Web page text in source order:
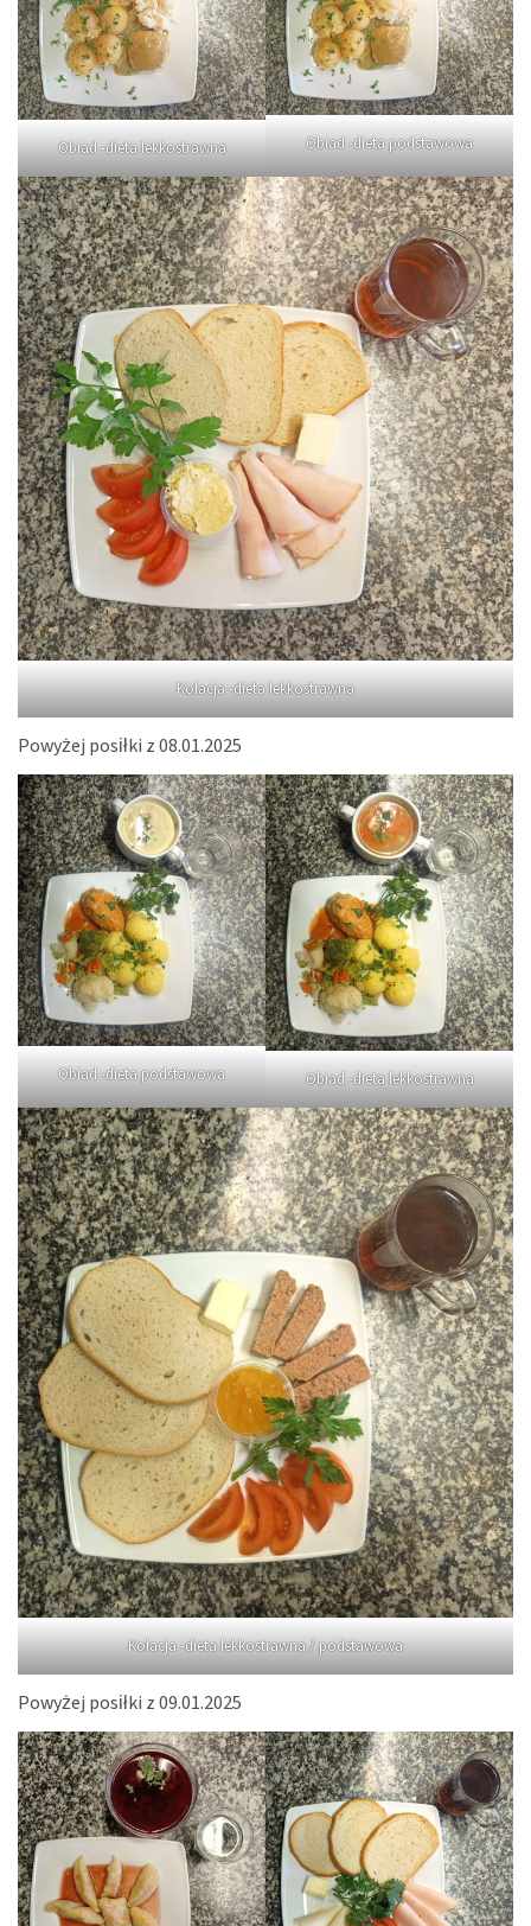
Obiad -dieta lekkostrawna Obiad -dieta podstawowa
Kolacja -dieta lekkostrawna
Powyżej posiłki z 08.01.2025
Obiad -dieta podstawowa Obiad -dieta lekkostrawna
Kolacja -dieta lekkostrawna / podstawowa
Powyżej posiłki z 09.01.2025